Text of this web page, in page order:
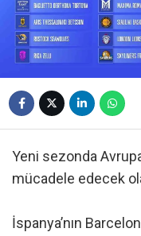
Yeni sezonda
mücadele edecek
İspanya’nın